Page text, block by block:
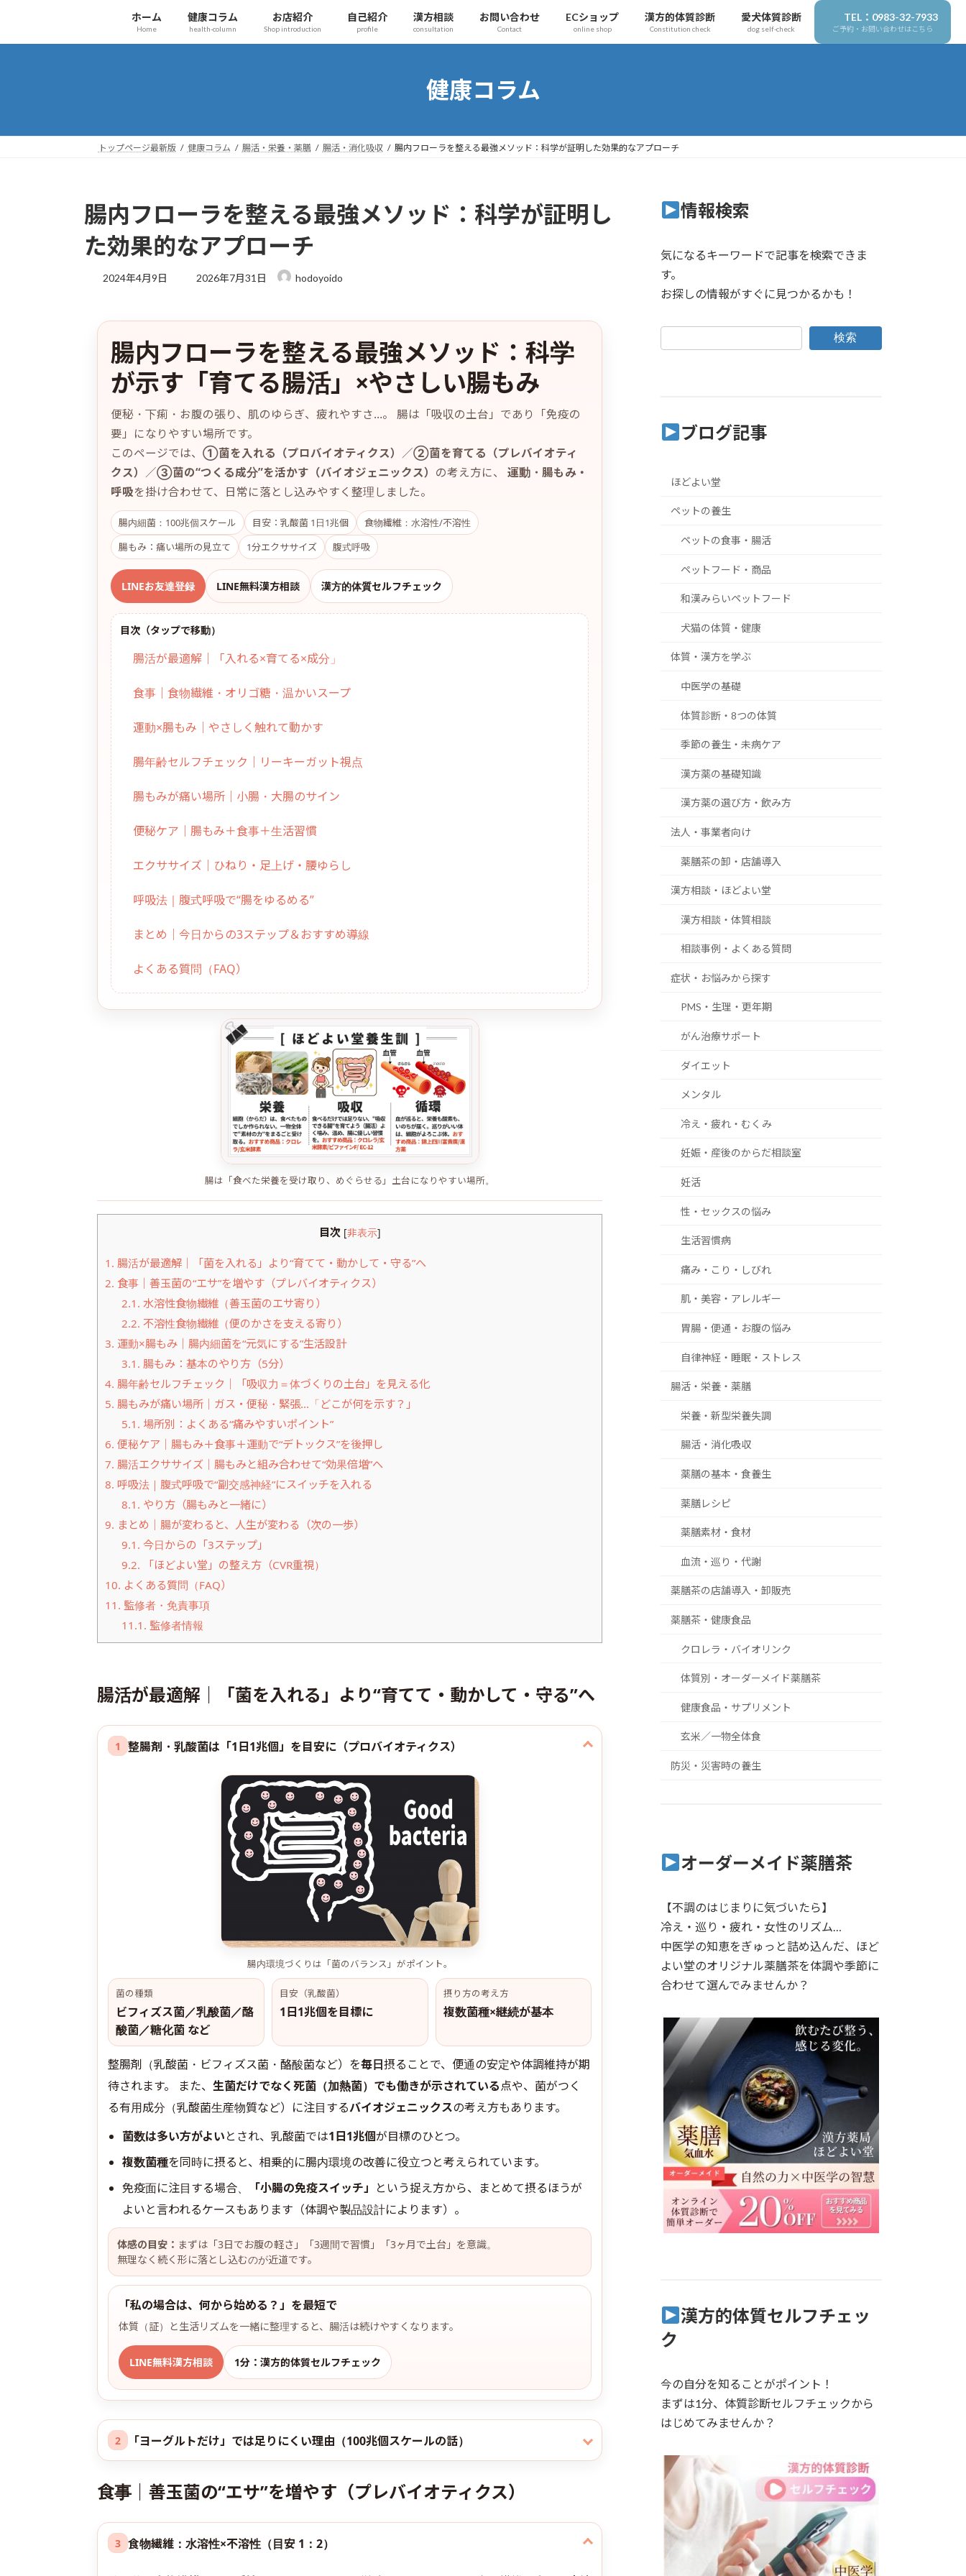
テ
ゲ
ホーム
Home
健康コラム
health-column
お店紹介
Shop introduction
自己紹介
profile
漢方相談
consultation
お問い合わせ
Contact
ECショップ
online shop
漢方的体質診断
Constitution check
愛犬体質診断
dog self-check
TEL：0983-32-7933
ご予約・お問い合わせはこちら
健康コラム
トップページ最新版 健康コラム 腸活・栄養・薬膳 腸活・消化吸収 腸内フローラを整える最強メソッド：科学が証明した効果的なアプローチ
腸内フローラを整える最強メソッド：科学が証明し
た効果的なアプローチ
2024年4月9日
最
時
:
2026年7月31日 hodoyoido
腸内フローラを整える最強メソッド：科学
が示す「育てる腸活」×やさしい腸もみ
便秘・下痢・お腹の張り、肌のゆらぎ、疲れやすさ…。 腸は「吸収の土台」であり「免疫の
要」になりやすい場所です。
このページでは、 ①菌を入れる（プロバイオティクス） ／②菌を育てる（プレバイオティ
クス） ／③菌の“つくる成分”を活かす（バイオジェニックス） の考え方に、 運動・腸もみ・
呼吸を掛け合わせて、日常に落とし込みやすく整理しました。
腸内細菌：100兆個スケール 目安：乳酸菌 1日1兆個
食物繊維：水溶性/不溶性
腸もみ：痛い場所の見立て
1分エクササイズ 腹式呼吸
LINEお友達登録 LINE無料漢方相談 漢方的体質セルフチェック
目次（タップで移動）
腸活が最適解｜「入れる×育てる×成分」
食事｜食物繊維・オリゴ糖・温かいスープ
運動×腸もみ｜やさしく触れて動かす
腸年齢セルフチェック｜リーキーガット視点
腸もみが痛い場所｜小腸・大腸のサイン
便秘ケア｜腸もみ＋食事＋生活習慣
エクササイズ｜ひねり・足上げ・腰ゆらし
呼吸法｜腹式呼吸で“腸をゆるめる”
まとめ｜今日からの3ステップ＆おすすめ導線
よくある質問（FAQ）
腸は「食べた栄養を受け取り、めぐらせる」土台になりやすい場所。
目次 [非表示]
1. 腸活が最適解｜「菌を入れる」より“育てて・動かして・守る”へ
2. 食事｜善玉菌の“エサ”を増やす（プレバイオティクス）
2.1. 水溶性食物繊維（善玉菌のエサ寄り）
2.2. 不溶性食物繊維（便のかさを支える寄り）
3. 運動×腸もみ｜腸内細菌を“元気にする”生活設計
3.1. 腸もみ：基本のやり方（5分）
4. 腸年齢セルフチェック｜「吸収力＝体づくりの土台」を見える化
5. 腸もみが痛い場所｜ガス・便秘・緊張…「どこが何を示す？」
5.1. 場所別：よくある“痛みやすいポイント”
6. 便秘ケア｜腸もみ＋食事＋運動で“デトックス”を後押し
7. 腸活エクササイズ｜腸もみと組み合わせて“効果倍増”へ
8. 呼吸法｜腹式呼吸で“副交感神経”にスイッチを入れる
8.1. やり方（腸もみと一緒に）
9. まとめ｜腸が変わると、人生が変わる（次の一歩）
9.1. 今日からの「3ステップ」
9.2. 「ほどよい堂」の整え方（CVR重視）
10. よくある質問（FAQ）
11. 監修者・免責事項
11.1. 監修者情報
腸活が最適解｜「菌を入れる」より“育てて・動かして・守る”へ
1 整腸剤・乳酸菌は「1日1兆個」を目安に（プロバイオティクス）
腸内環境づくりは「菌のバランス」がポイント。
菌の種類
ビフィズス菌／乳酸菌／酪
酸菌／糖化菌 など
目安（乳酸菌）
1日1兆個を目標に
摂り方の考え方
複数菌種×継続が基本
整腸剤（乳酸菌・ビフィズス菌・酪酸菌など）を毎日摂ることで、便通の安定や体調維持が期
待されます。 また、 生菌だけでなく死菌（加熱菌）でも働きが示されている点や、菌がつく
る有用成分（乳酸菌生産物質など）に注目するバイオジェニックスの考え方もあります。
菌数は多い方がよいとされ、乳酸菌では1日1兆個が目標のひとつ。
複数菌種を同時に摂ると、相乗的に腸内環境の改善に役立つと考えられています。
免疫面に注目する場合、
「小腸の免疫スイッチ」 という捉え方から、まとめて摂るほうが
よいと言われるケースもあります（体調や製品設計によります）。
体感の目安： まずは「3日でお腹の軽さ」「3週間で習慣」「3ヶ月で土台」を意識。
無理なく続く形に落とし込むのが近道です。
「私の場合は、何から始める？」を最短で
体質（証）と生活リズムを一緒に整理すると、腸活は続けやすくなります。
LINE無料漢方相談 1分：漢方的体質セルフチェック
2 「ヨーグルトだけ」では足りにくい理由（100兆個スケールの話）
食事｜善玉菌の“エサ”を増やす（プレバイオティクス）
3 食物繊維：水溶性×不溶性（目安 1：2）
情報検索
気になるキーワードで記事を検索できま
す。
お探しの情報がすぐに見つかるかも！
検索
ブログ記事
ほどよい堂
ペットの養生
ペットの食事・腸活
ペットフード・商品
和漢みらいペットフード
犬猫の体質・健康
体質・漢方を学ぶ
中医学の基礎
体質診断・8つの体質
季節の養生・未病ケア
漢方薬の基礎知識
漢方薬の選び方・飲み方
法人・事業者向け
薬膳茶の卸・店舗導入
漢方相談・ほどよい堂
漢方相談・体質相談
相談事例・よくある質問
症状・お悩みから探す
PMS・生理・更年期
がん治療サポート
ダイエット
メンタル
冷え・疲れ・むくみ
妊娠・産後のからだ相談室
妊活
性・セックスの悩み
生活習慣病
痛み・こり・しびれ
肌・美容・アレルギー
胃腸・便通・お腹の悩み
自律神経・睡眠・ストレス
腸活・栄養・薬膳
栄養・新型栄養失調
腸活・消化吸収
薬膳の基本・食養生
薬膳レシピ
薬膳素材・食材
血流・巡り・代謝
薬膳茶の店舗導入・卸販売
薬膳茶・健康食品
クロレラ・バイオリンク
体質別・オーダーメイド薬膳茶
健康食品・サプリメント
玄米／一物全体食
防災・災害時の養生
オーダーメイド薬膳茶
【不調のはじまりに気づいたら】
冷え・巡り・疲れ・女性のリズム…
中医学の知恵をぎゅっと詰め込んだ、ほど
よい堂のオリジナル薬膳茶を体調や季節に
合わせて選んでみませんか？
漢方的体質セルフチェッ
ク
今の自分を知ることがポイント！
まずは1分、体質診断セルフチェックから
はじめてみませんか？